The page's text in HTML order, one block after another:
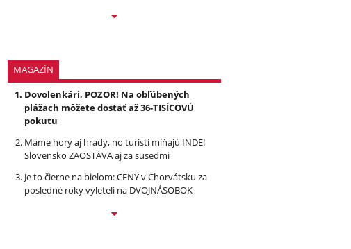
MAGAZÍN
Dovolenkári, POZOR! Na obľúbených
plážach môžete dostať až 36-TISÍCOVÚ
pokutu
Máme hory aj hrady, no turisti míňajú INDE!
Slovensko ZAOSTÁVA aj za susedmi
Je to čierne na bielom: CENY v Chorvátsku za
posledné roky vyleteli na DVOJNÁSOBOK